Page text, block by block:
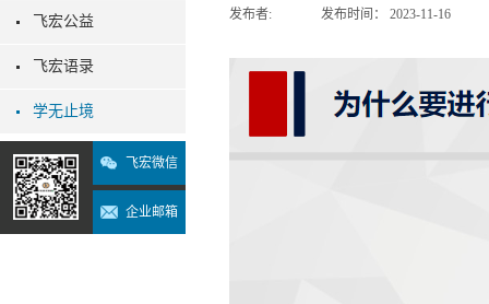
飞宏公益
飞宏语录
学无止境
飞宏微信
企业邮箱
发布者: 发布时间： 2023-11-16